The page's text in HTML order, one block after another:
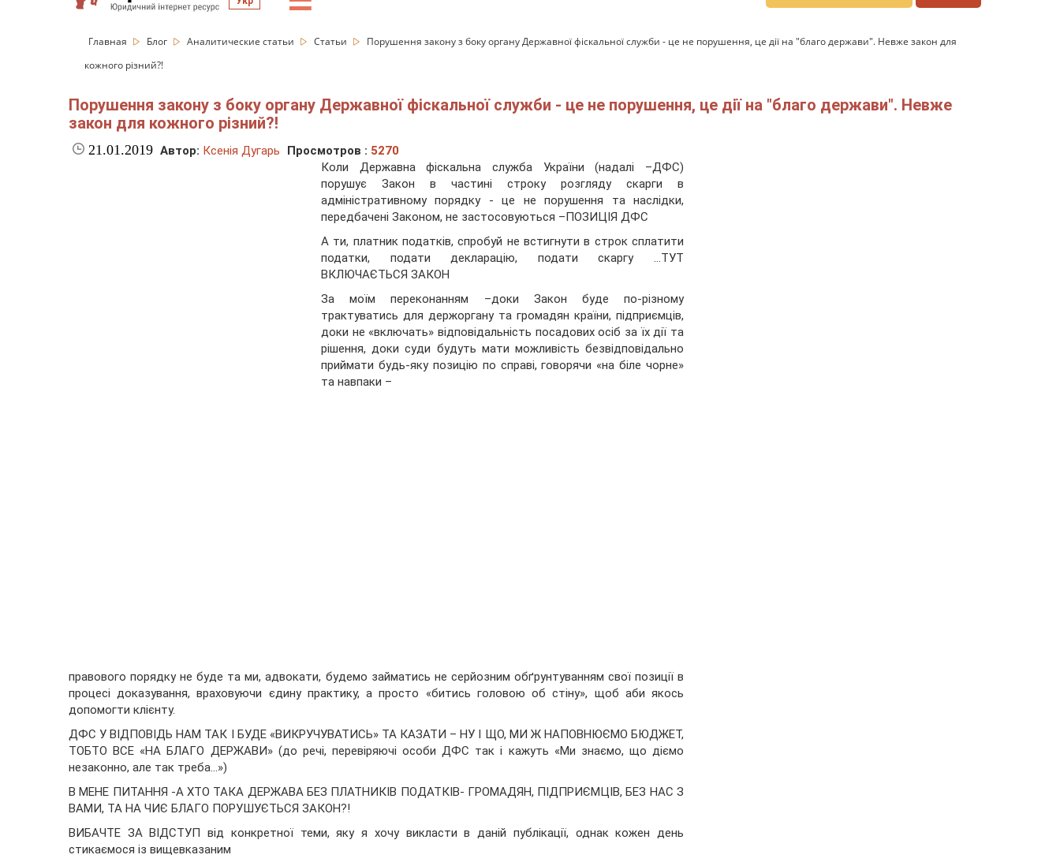
Главная Блог Аналитические статьи Статьи
Порушення закону з боку органу Державної фіскальної служби - це не порушення, це дії на "благо держави". Невже закон для
кожного різний?!
Порушення закону з боку органу Державної фіскальної служби - це не порушення, це дії на "благо держави". Невже
закон для кожного різний?!
21.01.2019 Автор: Ксенія Дугарь Просмотров : 5270
Коли Державна фіскальна служба України (надалі –ДФС)
порушує Закон в частині строку розгляду скарги в
адміністративному порядку - це не порушення та наслідки,
передбачені Законом, не застосовуються –ПОЗИЦІЯ ДФС
А ти, платник податків, спробуй не встигнути в строк сплатити
податки, подати декларацію, подати скаргу …ТУТ
ВКЛЮЧАЄТЬСЯ ЗАКОН
За моїм переконанням –доки Закон буде по-різному
трактуватись для держоргану та громадян країни, підприємців,
доки не «включать» відповідальність посадових осіб за їх дії та
рішення, доки суди будуть мати можливість безвідповідально
приймати будь-яку позицію по справі, говорячи «на біле чорне»
та навпаки –
правового порядку не буде та ми, адвокати, будемо займатись не серйозним обґрунтуванням свої позиції в
процесі доказування, враховуючи єдину практику, а просто «битись головою об стіну», щоб аби якось
допомогти клієнту.
ДФС У ВІДПОВІДЬ НАМ ТАК І БУДЕ «ВИКРУЧУВАТИСЬ» ТА КАЗАТИ – НУ І ЩО, МИ Ж НАПОВНЮЄМО БЮДЖЕТ,
ТОБТО ВСЕ «НА БЛАГО ДЕРЖАВИ» (до речі, перевіряючі особи ДФС так і кажуть «Ми знаємо, що діємо
незаконно, але так треба…»)
В МЕНЕ ПИТАННЯ -А ХТО ТАКА ДЕРЖАВА БЕЗ ПЛАТНИКІВ ПОДАТКІВ- ГРОМАДЯН, ПІДПРИЄМЦІВ, БЕЗ НАС З
ВАМИ, ТА НА ЧИЄ БЛАГО ПОРУШУЄТЬСЯ ЗАКОН?!
ВИБАЧТЕ ЗА ВІДСТУП від конкретної теми, яку я хочу викласти в даній публікації, однак кожен день
стикаємося із вищевказаним